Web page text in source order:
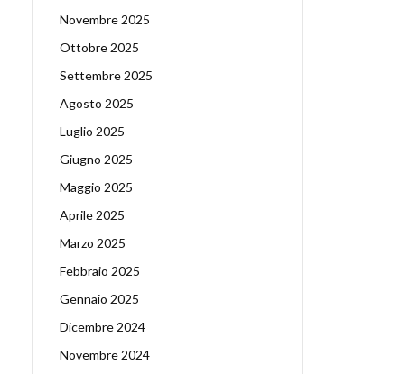
Novembre 2025
Ottobre 2025
Settembre 2025
Agosto 2025
Luglio 2025
Giugno 2025
Maggio 2025
Aprile 2025
Marzo 2025
Febbraio 2025
Gennaio 2025
Dicembre 2024
Novembre 2024